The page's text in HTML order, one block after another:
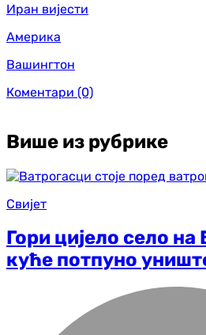
Иран вијести
Америка
Вашингтон
Коментари (0)
Више из рубрике
Свијет
Гори цијело село
куће потпуно